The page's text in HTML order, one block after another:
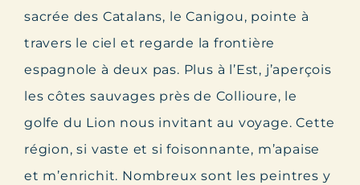
sacrée des Catalans, le Canigou, pointe à
travers le ciel et regarde la frontière
espagnole à deux pas. Plus à l’Est, j’aperçois
les côtes sauvages près de Collioure, le
golfe du Lion nous invitant au voyage. Cette
région, si vaste et si foisonnante, m’apaise
et m’enrichit. Nombreux sont les peintres y